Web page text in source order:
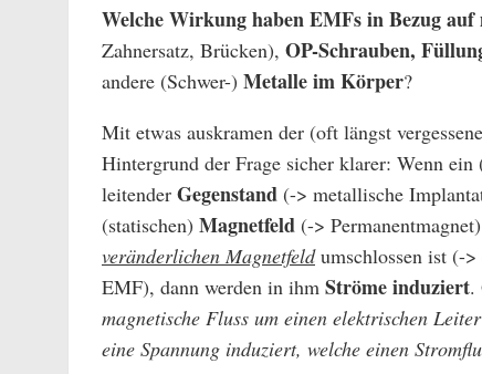
Welche Wirkung haben EMFs in Bezug
Zahnersatz, Brücken), OP-Schrauben,
andere (Schwer-) Metalle im Körper?
Mit etwas auskramen der (oft längst
Hintergrund der Frage sicher klarer: Wenn ein
leitender Gegenstand (-> metallische
(statischen) Magnetfeld (->
veränderlichen Magnetfeldumschlossen ist (->
EMF), dann werden in ihm Ströme induziert.
magnetische Fluss um einen elektrischen
eine Spannung induziert, welche einen